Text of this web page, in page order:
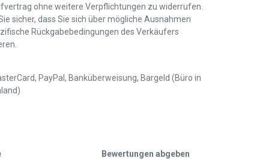
ohne weitere Verpflichtungen zu widerrufen.
sicher, dass Sie sich über mögliche Ausnahmen
Rückgabebedingungen des Verkäufers
PayPal, Banküberweisung, Bargeld (Büro in
Bewertungen abgeben